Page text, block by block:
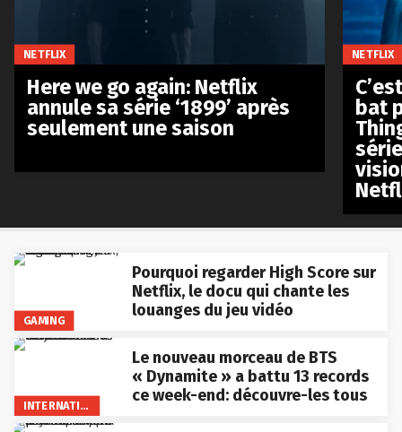
GAMING
Pourquoi regarder High Score sur
Netflix, le docu qui chante les
louanges du jeu vidéo
INTERNATIONAL
Le nouveau morceau de BTS
« Dynamite » a battu 13 records
ce week-end: découvre-les tous
NETFLIX
Here we go again: Netflix
annule sa série ‘1899’ après
seulement une saison
NETFLIX
bat